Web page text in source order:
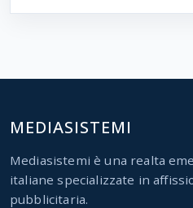
MEDIASISTEMI
Mediasistemi è una realta
italiane specializzate in
pubblicitaria.